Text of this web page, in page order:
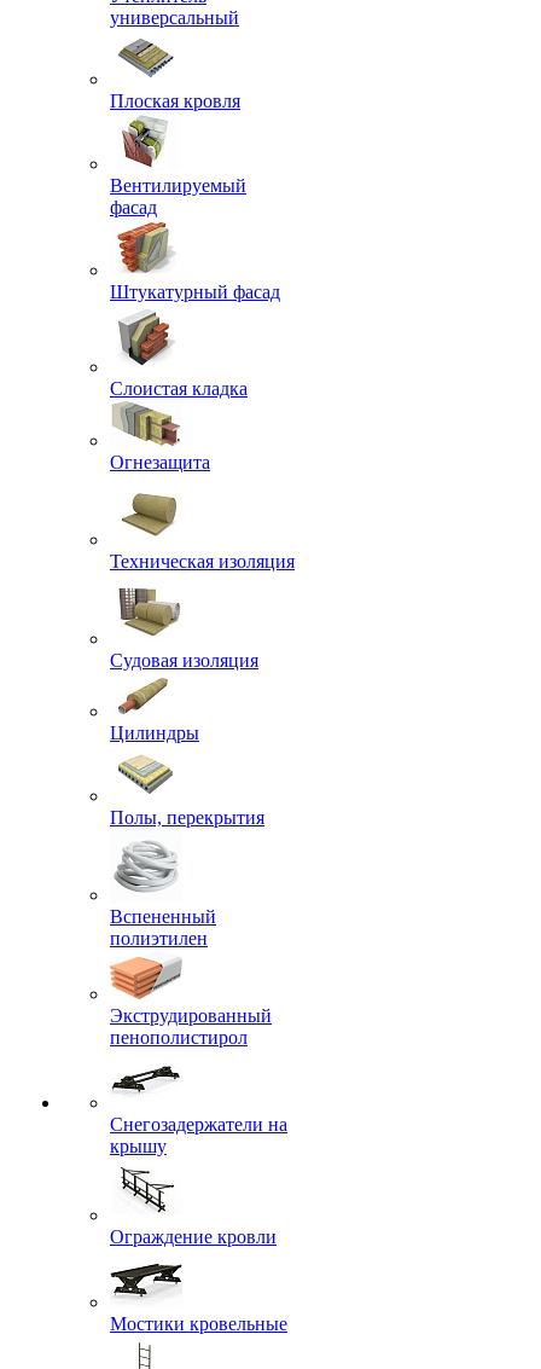
универсальный
Плоская кровля
Вентилируемый
фасад
Штукатурный фасад
Слоистая кладка
Огнезащита
Техническая изоляция
Судовая изоляция
Цилиндры
Полы, перекрытия
Вспененный
полиэтилен
Экструдированный
пенополистирол
Снегозадержатели на
крышу
Ограждение кровли
Мостики кровельные